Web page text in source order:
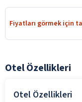
Fiyatları görmek için
Otel Özellikleri
Otel Özellikleri